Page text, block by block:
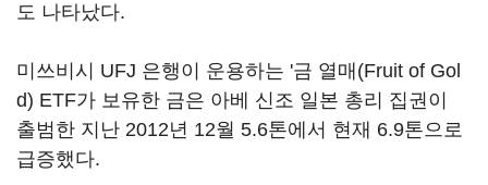
도 나타났다.
미쓰비시 UFJ 은행이 운용하는 '금 열매(Fruit of Gol
d) ETF가 보유한 금은 아베 신조 일본 총리 집권이
출범한 지난 2012년 12월 5.6톤에서 현재 6.9톤으로
급증했다.